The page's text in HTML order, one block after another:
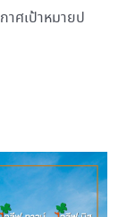
าศเป้าหมายป